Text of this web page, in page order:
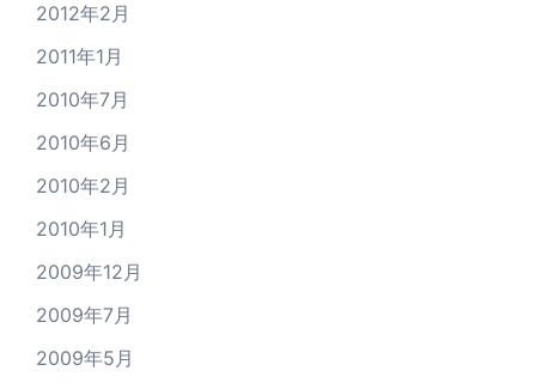
2012年2月
2011年1月
2010年7月
2010年6月
2010年2月
2010年1月
2009年12月
2009年7月
2009年5月